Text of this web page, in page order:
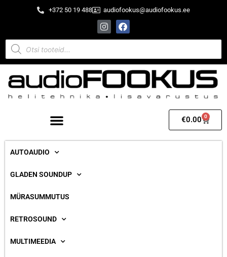
+372 50 19 488 audiofookus@audiofookus.ee
€0.00 0
AUTOAUDIO
GLADEN SOUNDUP
MÜRASUMMUTUS
RETROSOUND
MULTIMEEDIA